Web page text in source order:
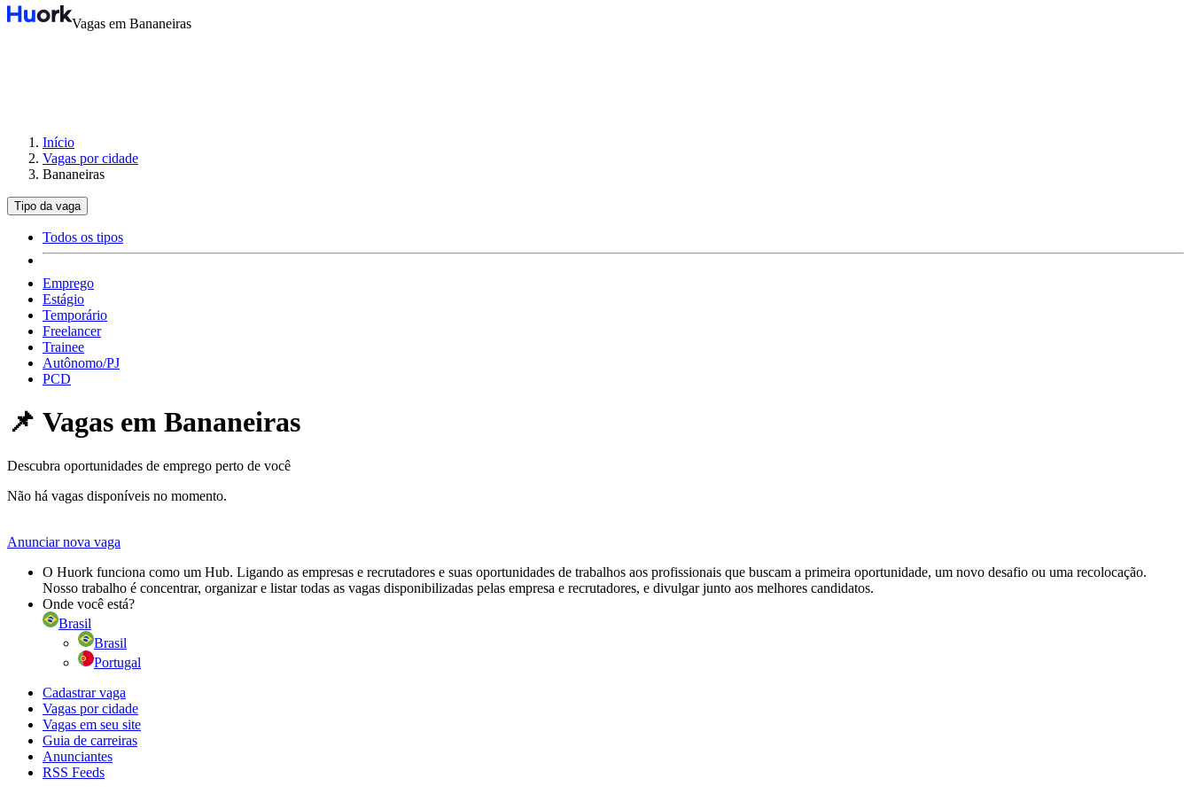
Vagas em Bananeiras
Início
Vagas por cidade
Bananeiras
Tipo da vaga
Todos os tipos
Emprego
Estágio
Temporário
Freelancer
Trainee
Autônomo/PJ
PCD
📌 Vagas em Bananeiras
Descubra oportunidades de emprego perto de você
Não há vagas disponíveis no momento.
Anunciar nova vaga
O Huork funciona como um Hub. Ligando as empresas e recrutadores e suas oportunidades de trabalhos aos profissionais que buscam a primeira oportunidade, um novo desafio ou uma recolocação.
Nosso trabalho é concentrar, organizar e listar todas as vagas disponibilizadas pelas empresa e recrutadores, e divulgar junto aos melhores candidatos.
Onde você está?
Brasil
Brasil
Portugal
Cadastrar vaga
Vagas por cidade
Vagas em seu site
Guia de carreiras
Anunciantes
RSS Feeds